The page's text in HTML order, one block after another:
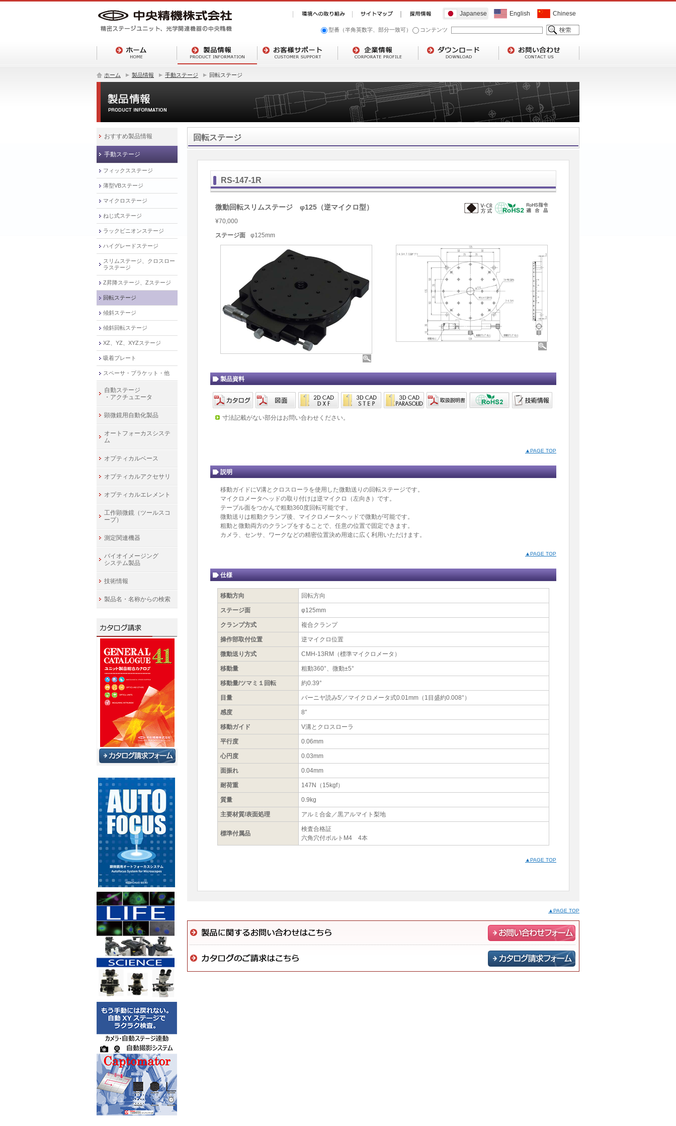
Japanese English Chinese
型番（半角英数字、部分一致可） コンテンツ
ホーム 製品情報 手動ステージ 回転ステージ
回転ステージ
RS-147-1R
微動回転スリムステージ φ125（逆マイクロ型）
¥70,000
ステージ面
φ125mm
製品資料
寸法記載がない部分はお問い合わせください。
▲PAGE TOP
説明
移動ガイドにV溝とクロスローラを使用した微動送りの回転ステージです。
マイクロメータヘッドの取り付けは逆マイクロ（左向き）です。
テーブル面をつかんで粗動360度回転可能です。
微動送りは粗動クランプ後、マイクロメータヘッドで微動が可能です。
粗動と微動両方のクランプをすることで、任意の位置で固定できます。
カメラ、センサ、ワークなどの精密位置決め用途に広く利用いただけます。
▲PAGE TOP
仕様
移動方向 回転方向
ステージ面 φ125mm
クランプ方式 複合クランプ
操作部取付位置 逆マイクロ位置
微動送り方式 CMH-13RM（標準マイクロメータ）
移動量 粗動360°、微動±5°
移動量/ツマミ１回転 約0.39°
目量 バーニヤ読み5′／マイクロメータ式0.01mm（1目盛約0.008°）
感度 8″
移動ガイド V溝とクロスローラ
平行度 0.06mm
心円度 0.03mm
面振れ 0.04mm
耐荷重 147N（15kgf）
質量 0.9kg
主要材質/表面処理 アルミ合金／黒アルマイト梨地
標準付属品
検査合格証
六角穴付ボルトM4 4本
▲PAGE TOP
▲PAGE TOP
おすすめ製品情報
手動ステージ
フィックスステージ
薄型VBステージ
マイクロステージ
ねじ式ステージ
ラックピニオンステージ
ハイグレードステージ
スリムステージ、クロスロー
ラステージ
Z昇降ステージ、Zステージ
回転ステージ
傾斜ステージ
傾斜回転ステージ
XZ、YZ、XYZステージ
吸着プレート
スペーサ・ブラケット・他
自動ステージ
・アクチュエータ
顕微鏡用自動化製品
オートフォーカスシステ
ム
オプティカルベース
オプティカルアクセサリ
オプティカルエレメント
工作顕微鏡（ツールスコ
ープ）
測定関連機器
バイオイメージング
システム製品
技術情報
製品名・名称からの検索